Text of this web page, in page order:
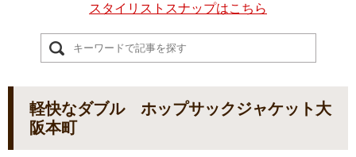
スタイリストスナップはこちら
軽快なダブル ホップサックジャケット大
阪本町